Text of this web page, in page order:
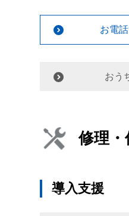
お電
おう
修理・
導入支援